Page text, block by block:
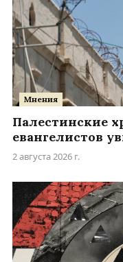
Мнения
Палестинские
евангелистов
2 августа 2026 г.